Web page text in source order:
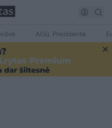
Ačiū, Prezidente